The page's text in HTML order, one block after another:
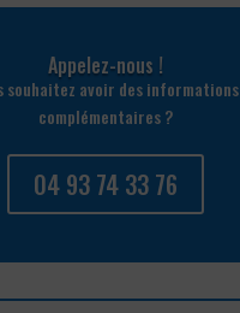
Appelez-nous !
souhaitez avoir des informations
complémentaires ?
04 93 74 33 76